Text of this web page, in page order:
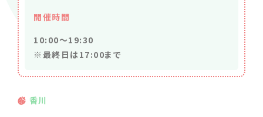
開催時間
10:00～19:30
※最終日は17:00まで
香川